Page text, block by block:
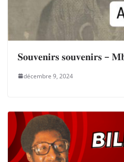
𝐒𝐨𝐮𝐯𝐞𝐧𝐢𝐫𝐬 𝐬𝐨𝐮𝐯𝐞𝐧𝐢𝐫𝐬 –
décembre 9, 2024